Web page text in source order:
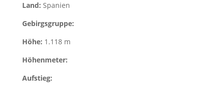
Land: Spanien
Gebirgsgruppe:
Höhe: 1.118 m
Höhenmeter:
Aufstieg: